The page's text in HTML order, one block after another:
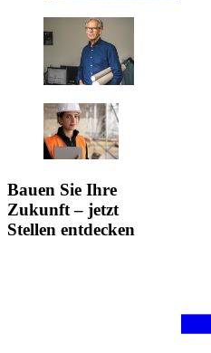
Bauen Sie Ihre
Zukunft – jetzt
Stellen entdecken